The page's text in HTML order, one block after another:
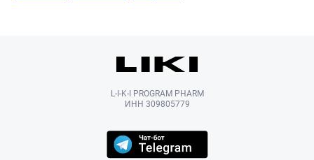
L-I-K-I PROGRAM PHARM
ИНН 309805779